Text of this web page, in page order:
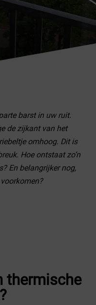
barst in uw ruit.
de zijkant van het
omhoog. Dit is
Hoe ontstaat zo’n
En belangrijker nog,
thermische